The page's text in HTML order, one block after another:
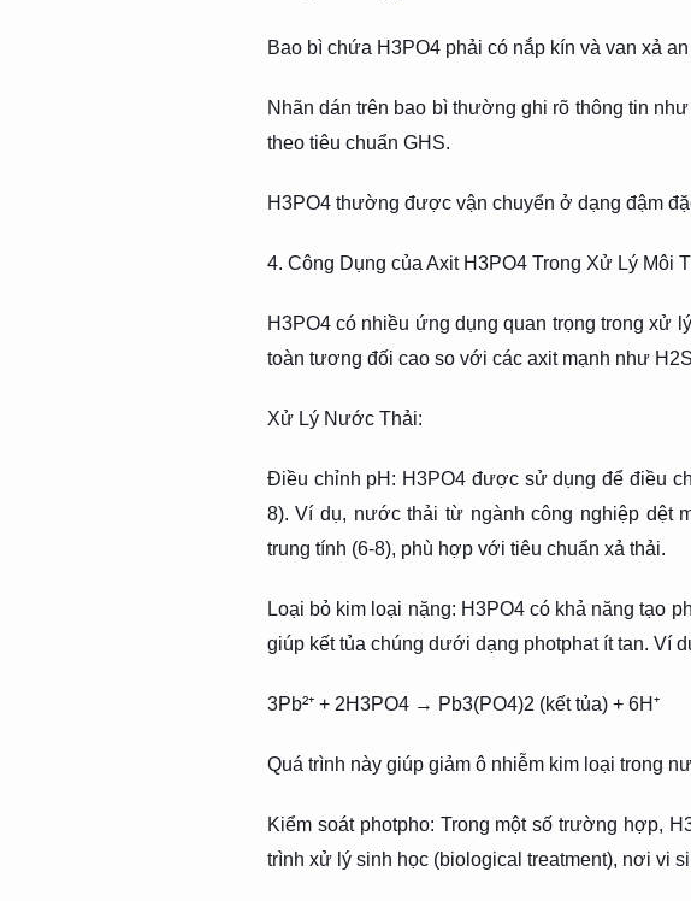
Bao bì chứa H3PO4 phải có nắp kín và van xả
Nhãn dán trên bao bì thường ghi rõ thông tin
theo tiêu chuẩn GHS.
H3PO4 thường được vận chuyển ở dạng đậm
4. Công Dụng của Axit H3PO4 Trong Xử Lý Môi
H3PO4 có nhiều ứng dụng quan trọng trong xử
toàn tương đối cao so với các axit mạnh như
Xử Lý Nước Thải:
Điều chỉnh pH: H3PO4 được sử dụng để điều
8). Ví dụ, nước thải từ ngành công nghiệp dệt
trung tính (6-8), phù hợp với tiêu chuẩn xả thải.
Loại bỏ kim loại nặng: H3PO4 có khả năng tạo
giúp kết tủa chúng dưới dạng photphat ít tan. Ví
3Pb²⁺ + 2H3PO4 → Pb3(PO4)2 (kết tủa) + 6H⁺
Quá trình này giúp giảm ô nhiễm kim loại trong
Kiểm soát photpho: Trong một số trường hợp,
trình xử lý sinh học (biological treatment), nơi vi